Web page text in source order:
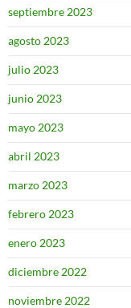
septiembre 2023
agosto 2023
julio 2023
junio 2023
mayo 2023
abril 2023
marzo 2023
febrero 2023
enero 2023
diciembre 2022
noviembre 2022